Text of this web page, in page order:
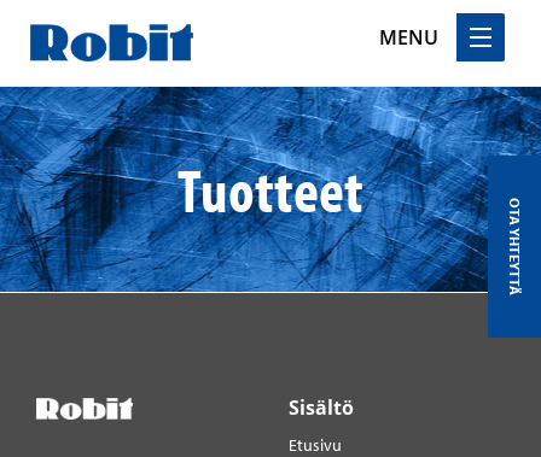
MENU
Skip
to
content
Tuotteet
OTA YHTEYTTÄ
Sisältö
Etusivu